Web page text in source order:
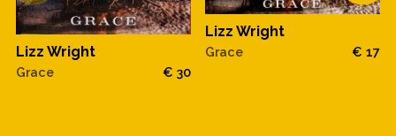
Lizz Wright
Grace € 30
Lizz Wright
Grace € 17